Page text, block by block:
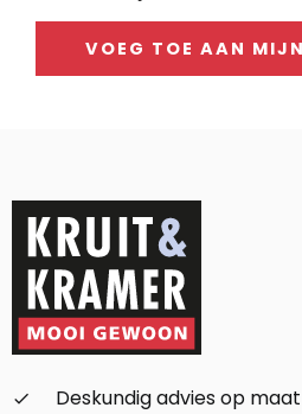
VOEG TOE AAN
check_small
Deskundig advies op maat